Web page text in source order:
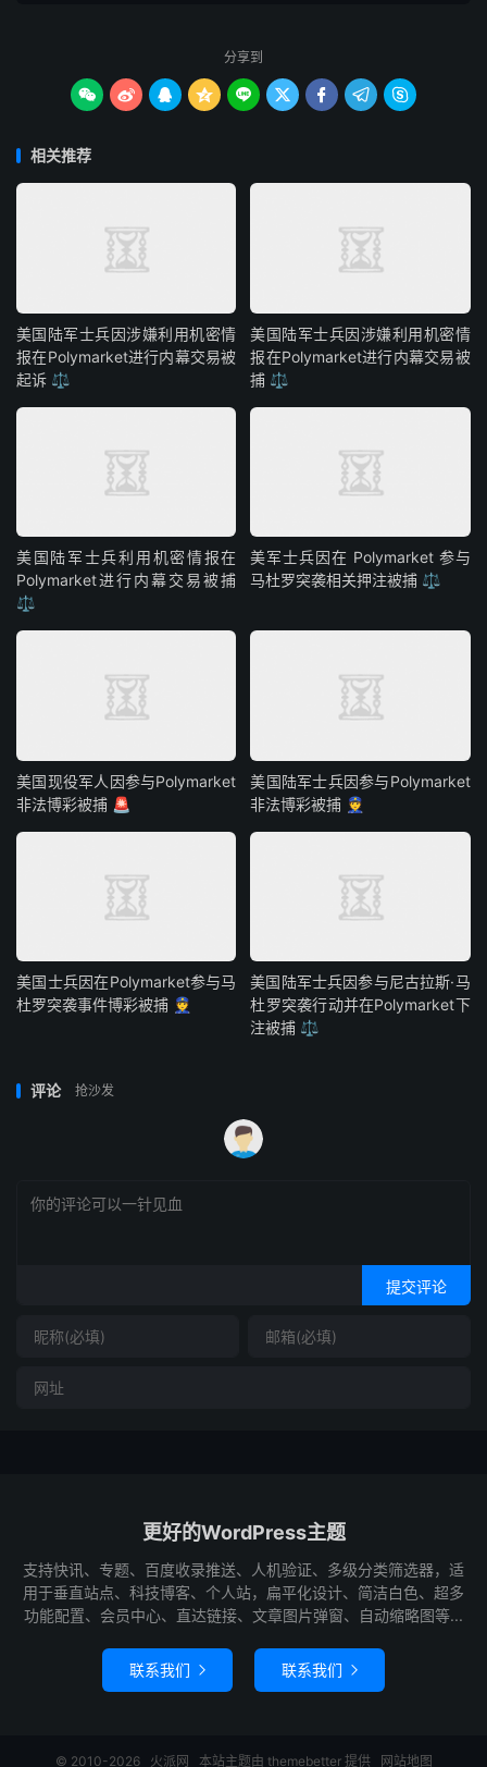
分享到
        
相关推荐
美国陆军士兵因涉嫌利用机密情
报在Polymarket进行内幕交易被
起诉 ⚖️
美国陆军士兵因涉嫌利用机密情
报在Polymarket进行内幕交易被
捕 ⚖️
美国陆军士兵利用机密情报在
Polymarket进行内幕交易被捕
⚖️
美军士兵因在 Polymarket 参与
马杜罗突袭相关押注被捕 ⚖️
美国现役军人因参与Polymarket
非法博彩被捕 🚨
美国陆军士兵因参与Polymarket
非法博彩被捕 👮
美国士兵因在Polymarket参与马
杜罗突袭事件博彩被捕 👮
美国陆军士兵因参与尼古拉斯·马
杜罗突袭行动并在Polymarket下
注被捕 ⚖️
评论 抢沙发
提交评论
更好的WordPress主题
支持快讯、专题、百度收录推送、人机验证、多级分类筛选器，适
用于垂直站点、科技博客、个人站，扁平化设计、简洁白色、超多
功能配置、会员中心、直达链接、文章图片弹窗、自动缩略图等...
联系我们  联系我们 
© 2010-2026 火派网 本站主题由 themebetter提供 网站地图